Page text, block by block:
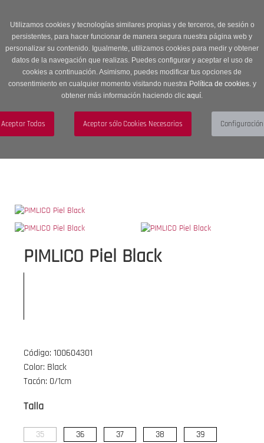
Utilizamos cookies y tecnologías similares propias y de terceros, de sesión o
persistentes, para hacer funcionar de manera segura nuestra página web y
personalizar su contenido. Igualmente, utilizamos cookies para medir y obtener
datos de la navegación que realizas. Puedes configurar y aceptar el uso de
cookies a continuación. Asimismo, puedes modificar tus opciones de
consentimiento en cualquier momento visitando nuestra Política de cookies.y
obtener más información haciendo clic aquí.
descuento en Sección OUTLET con código OUTLET20
navigation
Menú
PIMLICO Piel Black
Código: 100604301
Color: Black
Tacón: 0/1cm
Talla
35 36 37 38 39